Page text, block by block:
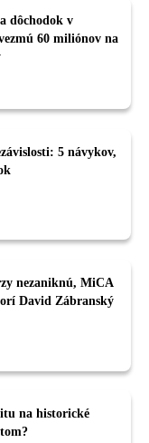
dôchodok v
60 miliónov na
5 návykov,
nezaniknú, MiCA
David Zábranský
na historické